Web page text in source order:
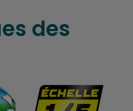
des